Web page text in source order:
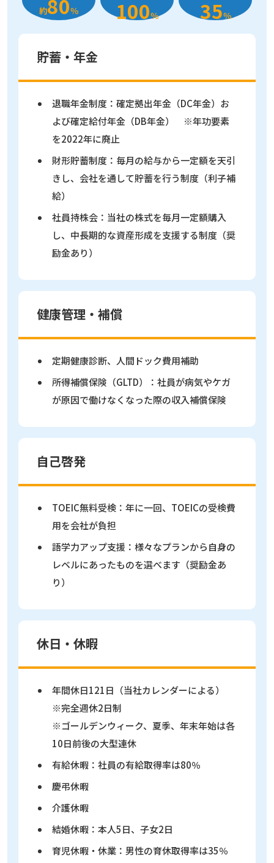
約80％ 100％ 35％
貯蓄・年金
退職年金制度：確定拠出年金（DC年金）お
よび確定給付年金（DB年金） ※年功要素
を2022年に廃止
財形貯蓄制度：毎月の給与から一定額を天引
きし、会社を通して貯蓄を行う制度（利子補
給）
社員持株会：当社の株式を毎月一定額購入
し、中長期的な資産形成を支援する制度（奨
励金あり）
健康管理・補償
定期健康診断、人間ドック費用補助
所得補償保険（GLTD）：社員が病気やケガ
が原因で働けなくなった際の収入補償保険
自己啓発
TOEIC無料受検：年に一回、TOEICの受検費
用を会社が負担
語学力アップ支援：様々なプランから自身の
レベルにあったものを選べます（奨励金あ
り）
休日・休暇
年間休日121日（当社カレンダーによる）
※完全週休2日制
※ゴールデンウィーク、夏季、年末年始は各
10日前後の大型連休
有給休暇：社員の有給取得率は80％
慶弔休暇
介護休暇
結婚休暇：本人5日、子女2日
育児休暇・休業：男性の育休取得率は35％